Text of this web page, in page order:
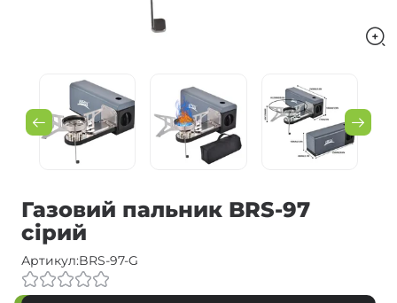
Газовий пальник BRS-97
сірий
Артикул:BRS-97-G